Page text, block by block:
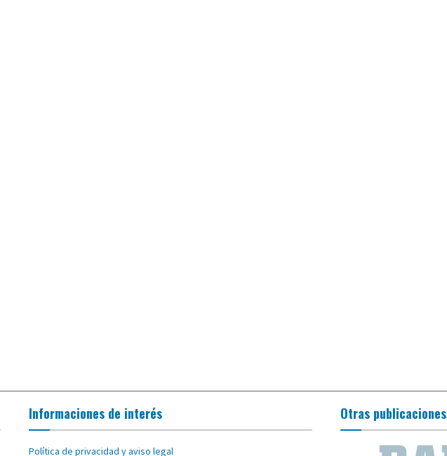
Informaciones de interés
Política de privacidad y aviso legal
Otras publicaciones